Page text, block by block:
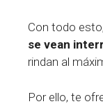
Con todo
se vean
rindan al
Por ello, te